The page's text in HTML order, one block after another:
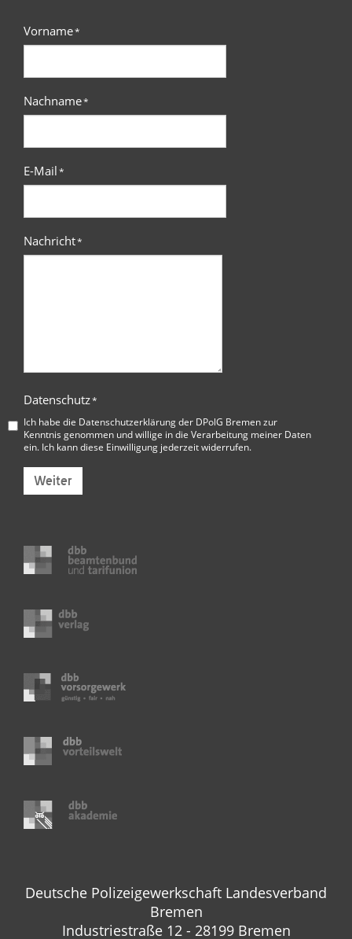
Vorname*
Nachname*
E-Mail*
Nachricht*
Datenschutz*
Ich habe die Datenschutzerklärung der DPolG Bremenzur
Kenntnis genommen und willige in die Verarbeitung meiner Daten
ein. Ich kann diese Einwilligung jederzeit widerrufen.
Weiter
Deutsche Polizeigewerkschaft Landesverband
Bremen
Industriestraße 12 - 28199 Bremen